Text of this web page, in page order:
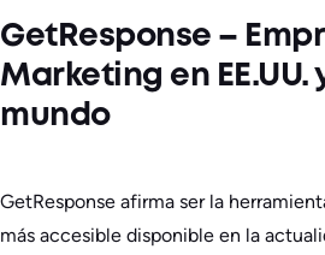
GetResponse –
Marketing en EE.UU.
mundo
GetResponse afirma ser la
más accesible disponible en la